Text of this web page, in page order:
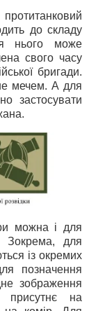
до складу
нього може
свого часу
бригади.
мечем. А для
застосувати
можна і для
Зокрема, для
із окремих
позначення
зображення
присутнє на